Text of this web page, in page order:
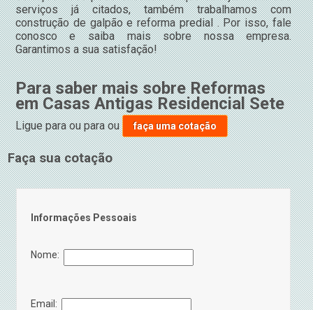
serviços já citados, também trabalhamos com
construção de galpão e reforma predial . Por isso, fale
conosco e saiba mais sobre nossa empresa.
Garantimos a sua satisfação!
Para saber mais sobre Reformas
em Casas Antigas Residencial Sete
Ligue paraou paraou faça uma cotação
Faça sua cotação
Informações Pessoais
Nome:
Email: